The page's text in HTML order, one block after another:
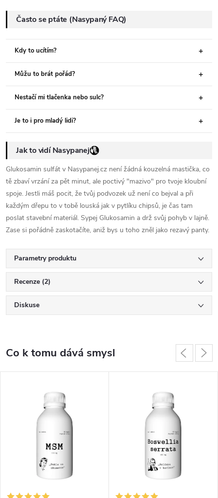
Často se ptáte (Nasypaný FAQ)
Kdy to ucítím?
Můžu to brát pořád?
Nestačí mi tlačenka nebo sulc?
Je to i pro mladý lidi?
Jak to vidí Nasypanej
Glukosamin sulfát v Nasypanej.cz není žádná kouzelná mastička, co
tě zbaví vrzání za pět minut, ale poctivý "mazivo" pro tvoje kloubní
spoje. Jestli máš pocit, že tvůj podvozek už není co bejval a při
každým dřepu to v tobě louská jak v pytlíku chipsů, je čas tam
poslat stavební materiál. Sypej Glukosamin a drž svůj pohyb v lajně.
Zase si pořádně zaskotačíte, aniž bys u toho zněl jako rezavý panty.
Parametry produktu
Recenze (2)
Diskuse
Co k tomu dává smysl